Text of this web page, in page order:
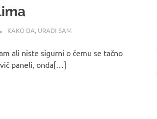
KAKO DA, URADI SAM
ali niste sigurni o čemu se tačno
paneli, onda[…]